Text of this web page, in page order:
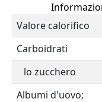
Valore calorifico
Carboidrati
lo zucchero
Albumi d'uovo;